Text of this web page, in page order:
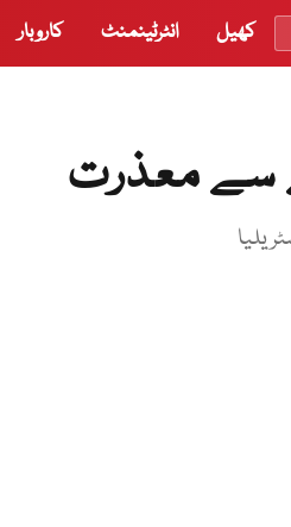
کھیل انٹرٹینمنٹ کاروبار
سے معذرت